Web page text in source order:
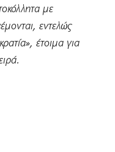
με
εντελώς
έτοιμα για